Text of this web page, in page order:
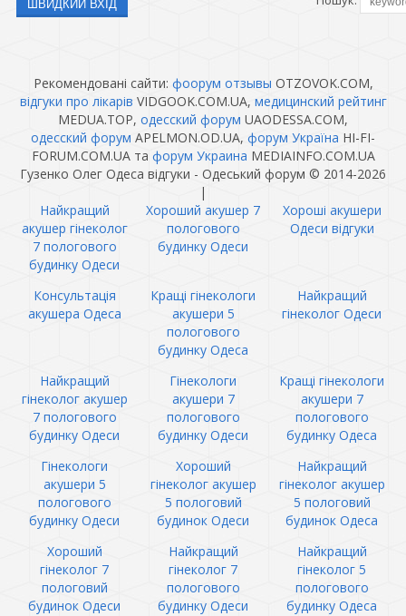
Рекомендовані сайти: фоорум отзывы OTZOVOK.COM,
відгуки про лікарів VIDGOOK.COM.UA, медицинский рейтинг
MEDUA.TOP, одесский форум UAODESSA.COM,
одесский форум APELMON.OD.UA, форум Україна HI-FI-
FORUM.COM.UA та форум Украина MEDIAINFO.COM.UA
Гузенко Олег Одеса відгуки - Одеський форум © 2014-2026
|
Найкращий
акушер гінеколог
7 пологового
будинку Одеси
Хороший акушер 7
пологового
будинку Одеси
Хороші акушери
Одеси відгуки
Консультація
акушера Одеса
Кращі гінекологи
акушери 5
пологового
будинку Одеса
Найкращий
гінеколог Одеси
Найкращий
гінеколог акушер
7 пологового
будинку Одеси
Гінекологи
акушери 7
пологового
будинку Одеси
Кращі гінекологи
акушери 7
пологового
будинку Одеса
Гінекологи
акушери 5
пологового
будинку Одеси
Хороший
гінеколог акушер
5 пологовий
будинок Одеси
Найкращий
гінеколог акушер
5 пологовий
будинок Одеса
Хороший
гінеколог 7
пологовий
будинок Одеси
Найкращий
гінеколог 7
пологового
будинку Одеси
Найкращий
гінеколог 5
пологового
будинку Одеса